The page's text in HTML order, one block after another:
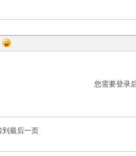
您需要登录
到最后一页